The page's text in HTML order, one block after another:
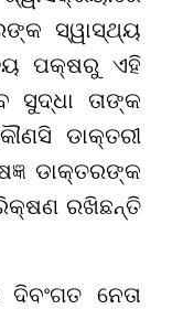
ସ୍ୱାସ୍ଥ୍ୟ
ପକ୍ଷରୁ ଏହି
ସୁଦ୍ଧା ତାଙ୍କ
ଡାକ୍ତରୀ
ଡାକ୍ତରଙ୍କ
ରଖିଛନ୍ତି
ଦିବଂଗତ ନେତା